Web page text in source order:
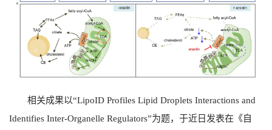
相关成果以“LipoID Profiles Lipid Droplets Interactions and
Identifies Inter-Organelle Regulators”为题，于近日发表在《自